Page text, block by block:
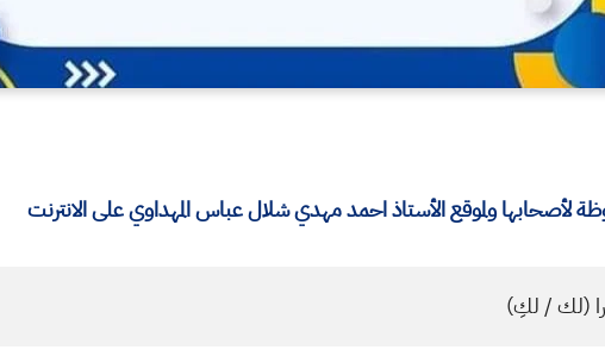
ولموقع الأستاذ احمد مهدي شلال عباس المهداوي على الانترنت
(لك / لكِ)